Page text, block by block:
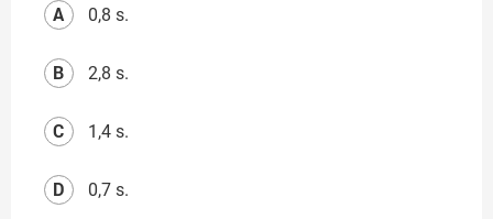
0,8 s.
A
2,8 s.
B
1,4 s.
C
0,7 s.
D